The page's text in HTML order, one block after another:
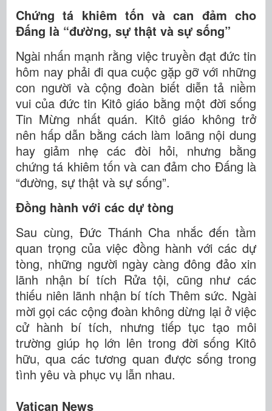
Chứng tá khiêm tốn và can đảm cho
Đấng là “đường, sự thật và sự sống”
Ngài nhấn mạnh rằng việc truyền đạt đức tin
hôm nay phải đi qua cuộc gặp gỡ với những
con người và cộng đoàn biết diễn tả niềm
vui của đức tin Kitô giáo bằng một đời sống
Tin Mừng nhất quán. Kitô giáo không trở
nên hấp dẫn bằng cách làm loãng nội dung
hay giảm nhẹ các đòi hỏi, nhưng bằng
chứng tá khiêm tốn và can đảm cho Đấng là
“đường, sự thật và sự sống”.
Đồng hành với các dự tòng
Sau cùng, Đức Thánh Cha nhắc đến tầm
quan trọng của việc đồng hành với các dự
tòng, những người ngày càng đông đảo xin
lãnh nhận bí tích Rửa tội, cũng như các
thiếu niên lãnh nhận bí tích Thêm sức. Ngài
mời gọi các cộng đoàn không dừng lại ở việc
cử hành bí tích, nhưng tiếp tục tạo môi
trường giúp họ lớn lên trong đời sống Kitô
hữu, qua các tương quan được sống trong
tình yêu và phục vụ lẫn nhau.
Vatican News